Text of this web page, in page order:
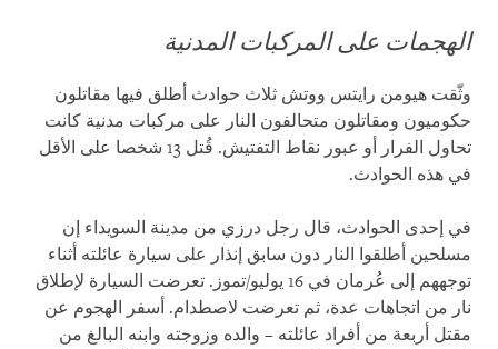
الهجمات على المركبات المدنية
وثّقت هيومن رايتس ووتش ثلاث حوادث أطلق فيها مقاتلون
حكوميون ومقاتلون متحالفون النار على مركبات مدنية كانت
تحاول الفرار أو عبور نقاط التفتيش. قُتل 13 شخصا على الأقل
في هذه الحوادث.
في إحدى الحوادث، قال رجل درزي من مدينة السويداء إن
مسلحين أطلقوا النار دون سابق إنذار على سيارة عائلته أثناء
توجههم إلى عُرمان في 16 يوليو/تموز. تعرضت السيارة لإطلاق
نار من اتجاهات عدة، ثم تعرضت لاصطدام. أسفر الهجوم عن
مقتل أربعة من أفراد عائلته – والده وزوجته وابنه البالغ من